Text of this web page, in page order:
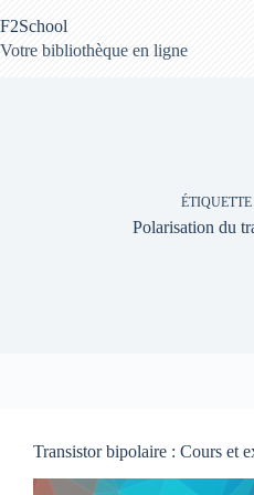
au
contenu
F2School
Votre bibliothèque en ligne
ÉTIQUETTE
Polarisation du
Transistor bipolaire : Cours et